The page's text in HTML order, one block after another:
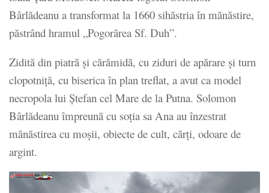
Bârlădeanu a transformat la 1660 sihăstria în mănăstire,
păstrând hramul „Pogorârea Sf. Duh”.
Zidită din piatră și cărămidă, cu ziduri de apărare și turn
clopotniță, cu biserica în plan treflat, a avut ca model
necropola lui Ștefan cel Mare de la Putna. Solomon
Bârlădeanu împreună cu soția sa Ana au înzestrat
mănăstirea cu moșii, obiecte de cult, cărți, odoare de
argint.